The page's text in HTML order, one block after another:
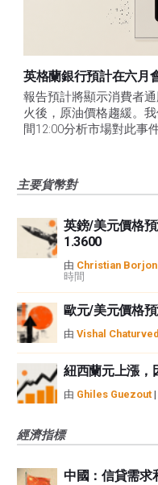
英格蘭銀行預計在六月
報告預計將顯示消費者
火後，原油價格趨緩。
間12:00分析市場對此事
主要貨幣對
英鎊/美元價格
1.3600
由 Christian
時間
歐元/美元價格
由 Vishal
紐西蘭元上漲，
由 Ghiles Guezout |
經濟指標
中國：信貸需求